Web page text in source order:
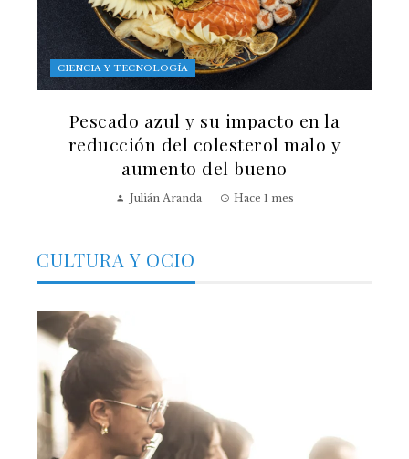
CIENCIA Y TECNOLOGÍA
Pescado azul y su impacto en la
reducción del colesterol malo y
aumento del bueno
Julián Aranda Hace 1 mes
CULTURA Y OCIO